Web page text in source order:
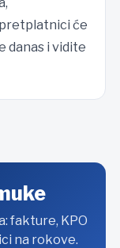
će
danas i vidite
fakture, KPO
na rokove.